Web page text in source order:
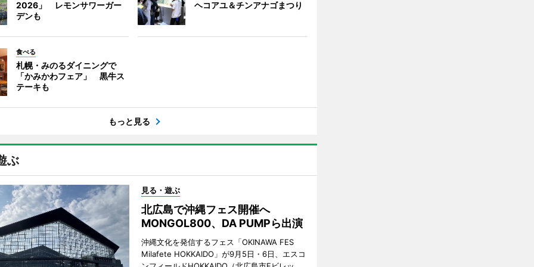
2026」 レモンサワーガー
デンも
ヘコアユ＆チンアナゴまつり
食べる
札幌・みのるダイニングで
「かみかわフェア」 黒牛ス
テーキも
もっと見る
ぶ
見る・遊ぶ
北広島で沖縄フェス開催へ
MONGOL800、DA PUMPら出演
沖縄文化を発信するフェス「OKINAWA FES
Milafete HOKKAIDO」が9月5日・6日、エスコ